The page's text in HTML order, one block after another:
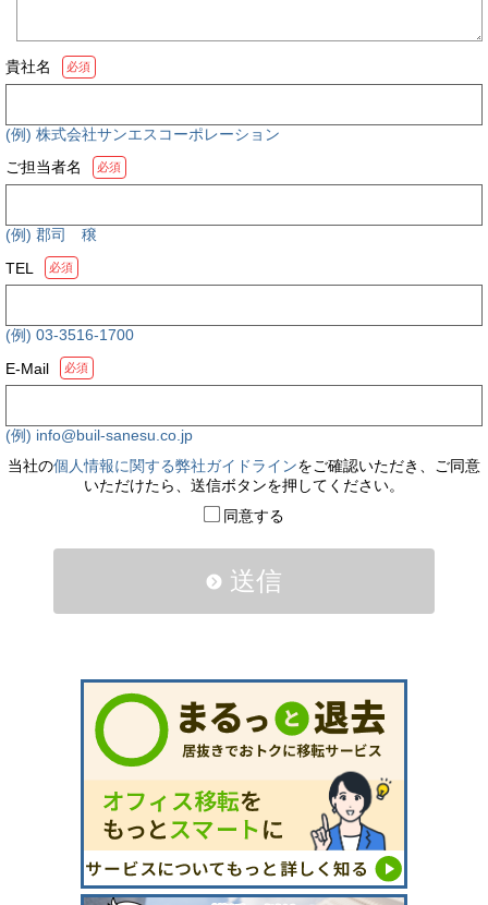
貴社名 必須
(例) 株式会社サンエスコーポレーション
ご担当者名
必須
(例) 郡司 穣
TEL
必須
(例) 03-3516-1700
E-Mail
必須
(例) info@buil-sanesu.co.jp
当社の個人情報に関する弊社ガイドラインをご確認いただき、ご同意
いただけたら、送信ボタンを押してください。
同意する
送信